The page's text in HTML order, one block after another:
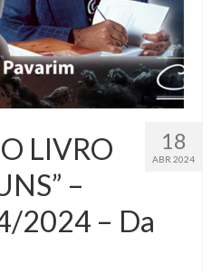
18
ABR 2024
LIVRO
–
2024 – Da